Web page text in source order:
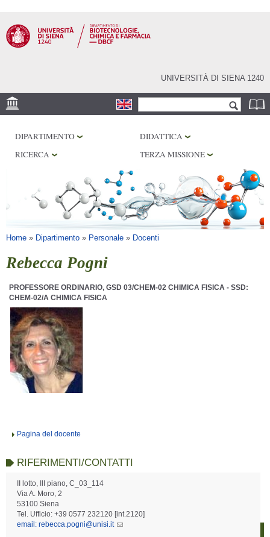
contenuto
principale
UNIVERSITÀ DI SIENA 1240
Form di ricerca
CENTRI DI RICERCA
BIBLIOTECHE
DIPARTIMENTO
DIDATTICA
RICERCA
TERZA MISSIONE
Tu sei qui
Home » Dipartimento » Personale » Docenti
Rebecca Pogni
PROFESSORE ORDINARIO, GSD 03/CHEM-02 CHIMICA FISICA - SSD:
CHEM-02/A CHIMICA FISICA
Pagina del docente
RIFERIMENTI/CONTATTI
II lotto, III piano, C_03_114
Via A. Moro, 2
53100 Siena
Tel. Ufficio: +39 0577 232120 [int.2120]
email: rebecca.pogni@unisi.it